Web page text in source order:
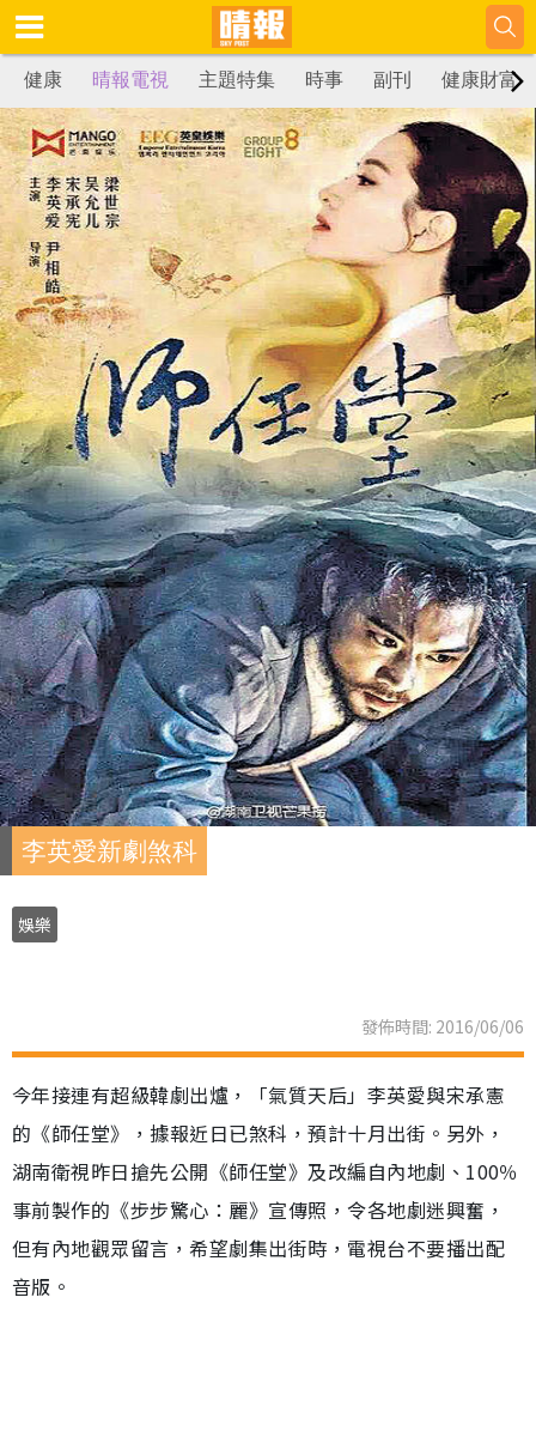
健康 晴報電視 主題特集 時事 副刊 健康財富
李英愛新劇煞科
娛樂
發佈時間: 2016/06/06
今年接連有超級韓劇出爐，「氣質天后」李英愛與宋承憲
的《師任堂》，據報近日已煞科，預計十月出街。另外，
湖南衛視昨日搶先公開《師任堂》及改編自內地劇、100％
事前製作的《步步驚心：麗》宣傳照，令各地劇迷興奮，
但有內地觀眾留言，希望劇集出街時，電視台不要播出配
音版。